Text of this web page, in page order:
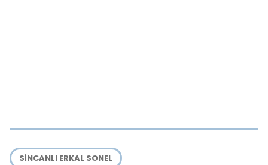
SINCANLI ERKAL SONEL